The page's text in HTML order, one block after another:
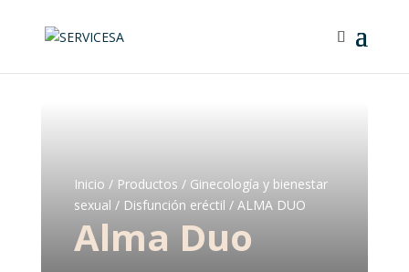
Inicio / Productos / Ginecología y bienestar
sexual / Disfunción eréctil / ALMA DUO
Alma Duo